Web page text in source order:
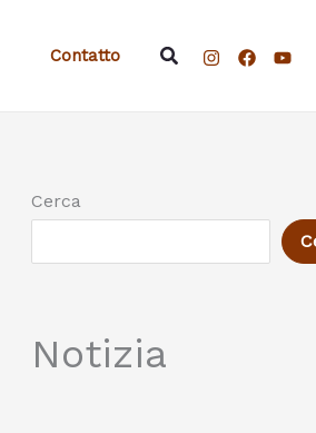
Contatto Cerca
Cerca
Notizia